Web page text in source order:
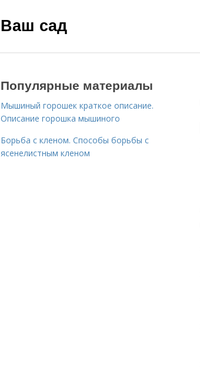
Ваш сад
Популярные материалы
Мышиный горошек краткое описание.
Описание горошка мышиного
Борьба с кленом. Способы борьбы с
ясенелистным кленом